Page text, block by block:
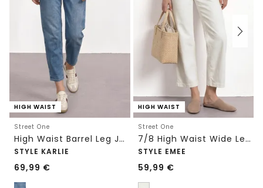
HIGH WAIST
Street One
High Waist Barrel Leg Jeans im Loose Fit
STYLE KARLIE
69,99 €
HIGH WAIST
Street One
7/8 High Waist Wide Leg Jeans im Loose Fit
STYLE EMEE
59,99 €